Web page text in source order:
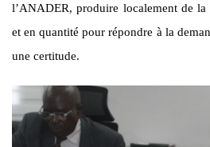
l’ANADER, produire localement de
et en quantité pour répondre à la
une certitude.